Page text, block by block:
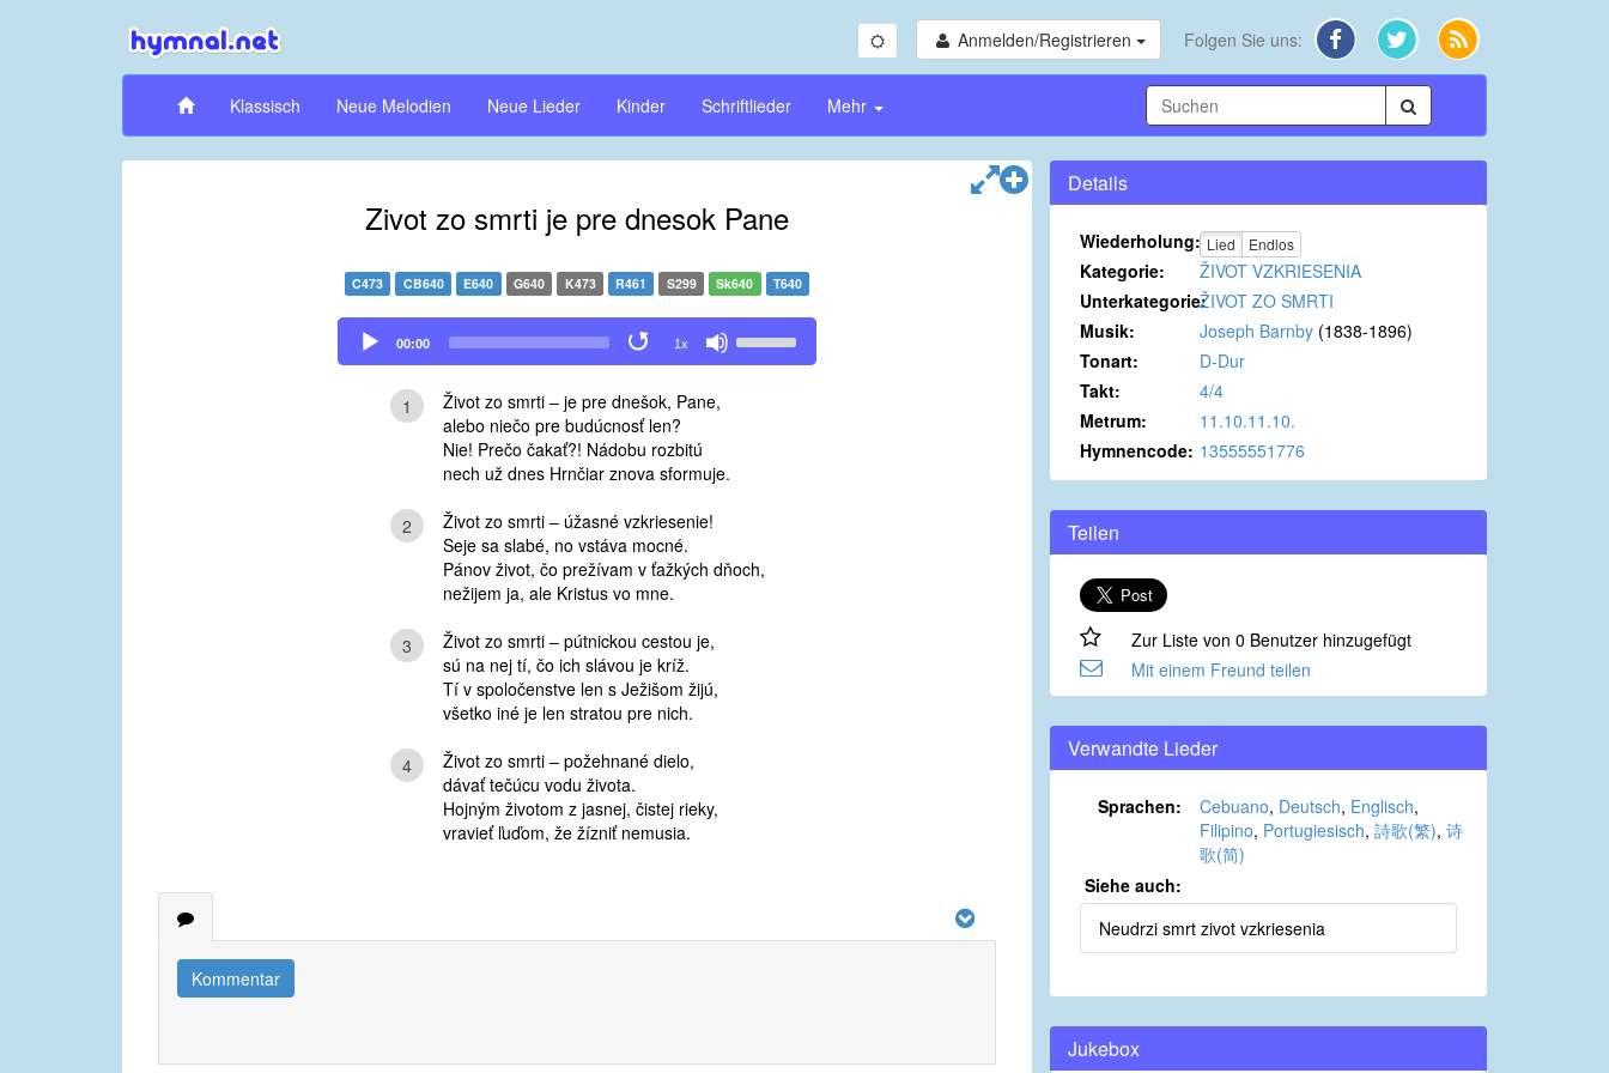
Anmelden/Registrieren Folgen Sie uns:
Klassisch Neue Melodien Neue Lieder Kinder Schriftlieder Mehr
Zivot zo smrti je pre dnesok Pane
C473 CB640 E640 G640 K473 R461 S299 Sk640 T640
Audio
Player
00:00 1x
Up/Down
1
Život zo smrti – je pre dnešok, Pane,
alebo niečo pre budúcnosť len?
Nie! Prečo čakať?! Nádobu rozbitú
nech už dnes Hrnčiar znova sformuje.
2
Život zo smrti – úžasné vzkriesenie!
Seje sa slabé, no vstáva mocné.
Pánov život, čo prežívam v ťažkých dňoch,
nežijem ja, ale Kristus vo mne.
3
Život zo smrti – pútnickou cestou je,
sú na nej tí, čo ich slávou je kríž.
Tí v spoločenstve len s Ježišom žijú,
všetko iné je len stratou pre nich.
4
Život zo smrti – požehnané dielo,
dávať tečúcu vodu života.
Hojným životom z jasnej, čistej rieky,
vravieť ľuďom, že žízniť nemusia.
Kommentar
Details
Wiederholung: Lied Endlos
Kategorie:
ŽIVOT VZKRIESENIA
Unterkategorie:ŽIVOT ZO SMRTI
Musik:
Joseph Barnby (1838-1896)
Tonart:
D-Dur
Takt:
4/4
Metrum:
11.10.11.10.
Hymnencode: 13555551776
Teilen
Zur Liste von 0 Benutzer hinzugefügt
Mit einem Freund teilen
Verwandte Lieder
Sprachen: Cebuano, Deutsch, Englisch,
Filipino, Portugiesisch, 詩歌(繁), 诗
歌(简)
Siehe auch:
Neudrzi smrt zivot vzkriesenia
Jukebox